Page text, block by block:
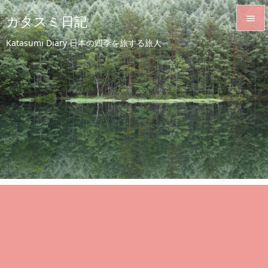
カタスミ日記
Katasumi Diary 日本の四季を旅する旅人


メニュ

サイド

前へ

次へ

検索